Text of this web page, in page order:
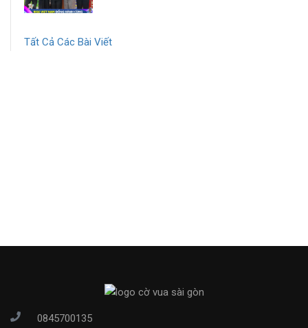
Tất Cả Các Bài Viết
0845700135